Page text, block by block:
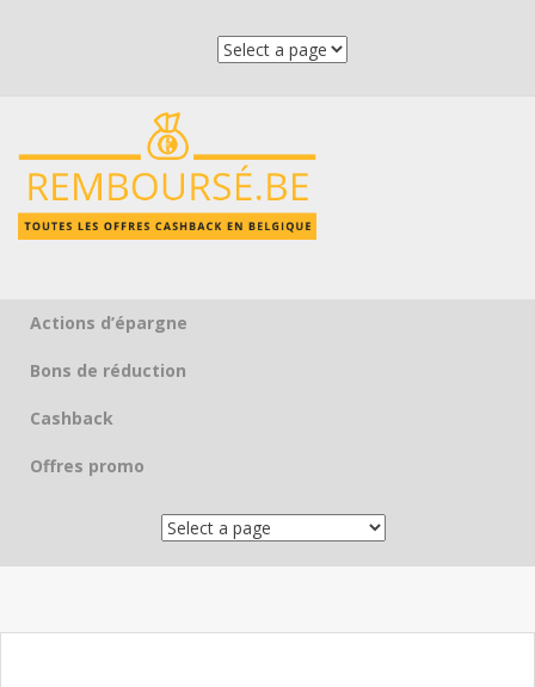
Skip to content
Actions d’épargne
Bons de réduction
Cashback
Offres promo